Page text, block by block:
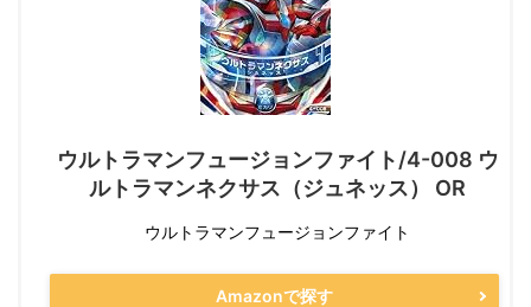
ウルトラマンフュージョンファイト/4-008 ウ
ルトラマンネクサス（ジュネッス） OR
ウルトラマンフュージョンファイト
Amazonで探す